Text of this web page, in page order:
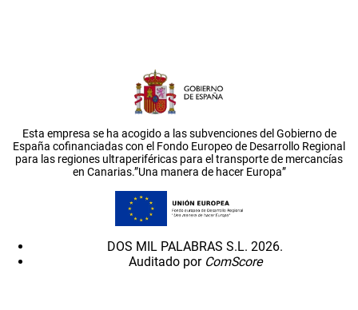
Esta empresa se ha acogido a las subvenciones del Gobierno de
España cofinanciadas con el Fondo Europeo de Desarrollo Regional
para las regiones ultraperiféricas para el transporte de mercancías
en Canarias.”Una manera de hacer Europa”
DOS MIL PALABRAS S.L. 2026.
Auditado por ComScore